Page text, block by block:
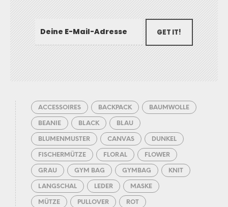
GET IT!
ACCESSOIRES BACKPACK BAUMWOLLE
BEANIE BLACK BLAU
BLUMENMUSTER CANVAS DUNKEL
FISCHERMÜTZE FLORAL FLOWER
GRAU GYM BAG GYMBAG KNIT
LANGSCHAL LEDER MASKE
MÜTZE PULLOVER ROT